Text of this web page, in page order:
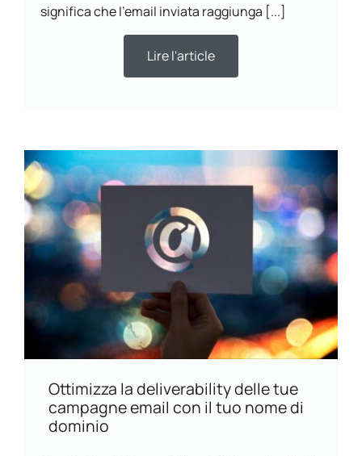
significa che l’email inviata raggiunga [...]
Lire l'article
Ottimizza la deliverability delle tue
campagne email con il tuo nome di
dominio